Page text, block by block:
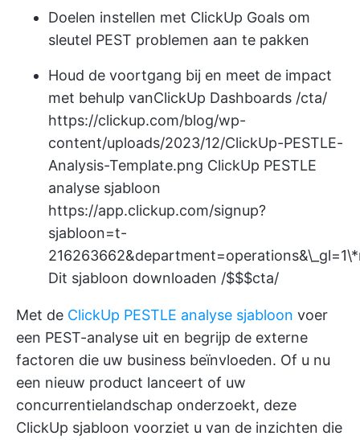
Doelen instellen met ClickUp Goals om
sleutel PEST problemen aan te pakken
Houd de voortgang bij en meet de impact
met behulp vanClickUp Dashboards /cta/
https://clickup.com/blog/wp-
content/uploads/2023/12/ClickUp-PESTLE-
Analysis-Template.png ClickUp PESTLE
analyse sjabloon
https://app.clickup.com/signup?
sjabloon=t-
Dit sjabloon downloaden /$$$cta/
Met de ClickUp PESTLE analyse sjabloon voer
een PEST-analyse uit en begrijp de externe
factoren die uw business beïnvloeden. Of u nu
een nieuw product lanceert of uw
concurrentielandschap onderzoekt, deze
ClickUp sjabloon voorziet u van de inzichten die